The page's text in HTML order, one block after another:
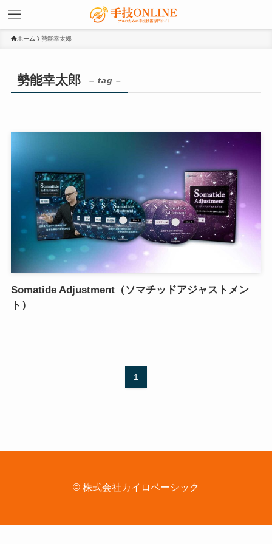
ホーム 勢能幸太郎
勢能幸太郎 – tag –
Somatide Adjustment（ソマチッドアジャストメン
ト）
1
© 株式会社カイロベーシック